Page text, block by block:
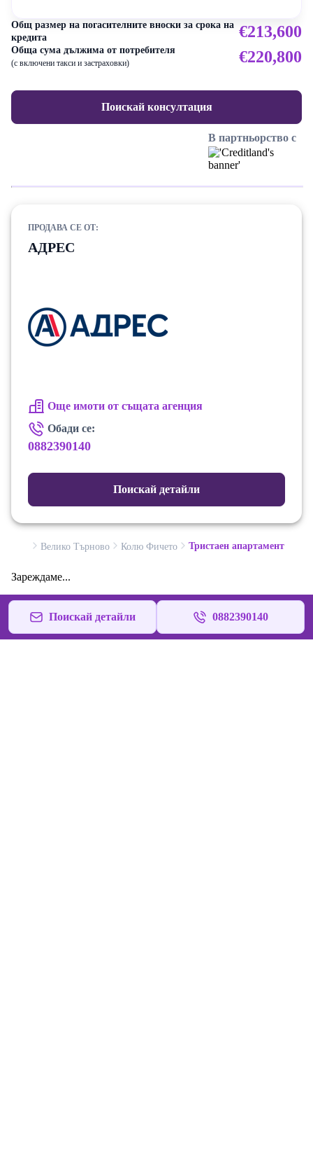
Общ размер на погасителните вноски за срока на
кредита
€213,600
Обща сума дължима от потребителя
(с включени такси и застраховки) €220,800
Поискай консултация
В партньорство с
ПРОДАВА СЕ ОТ:
АДРЕС
Още имоти от същата агенция
Обади се:
0882390140
Поискай детайли
Велико Търново Колю Фичето Тристаен апартамент
Зареждаме...
Поискай детайли 0882390140